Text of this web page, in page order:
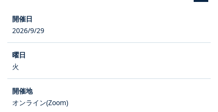
2026/9/29
火
オンライン(Zoom)